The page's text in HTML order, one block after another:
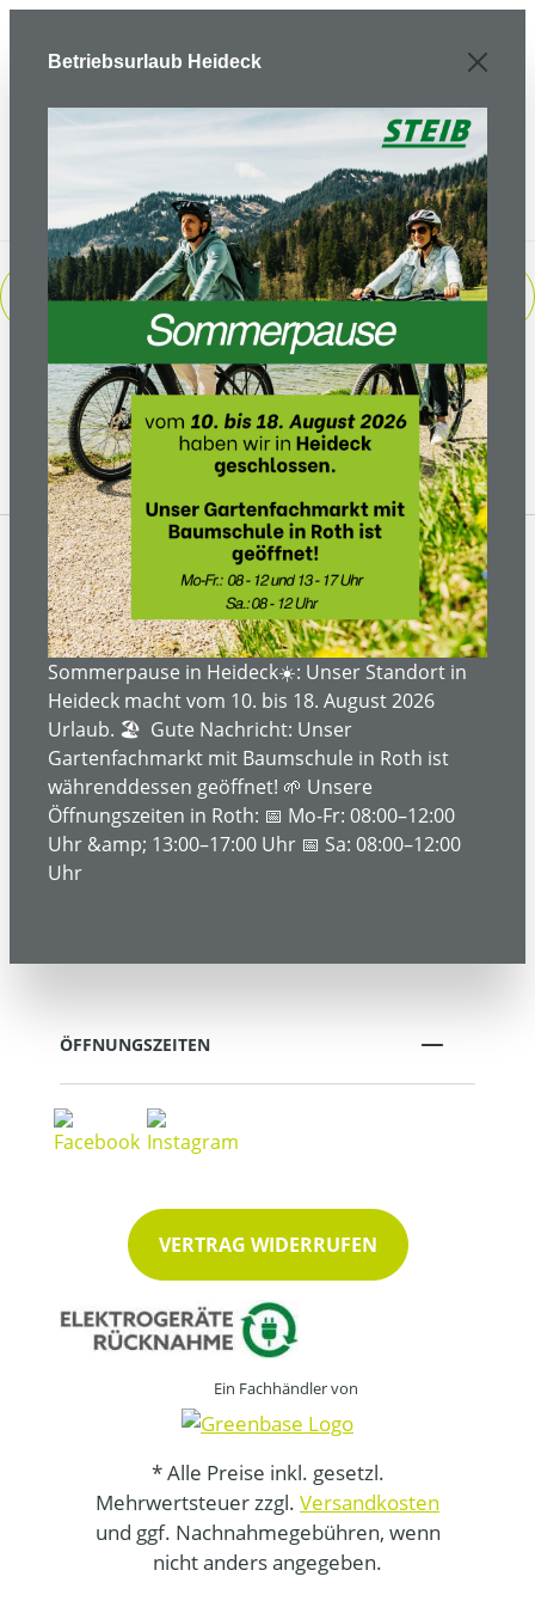
PRODUKTE FILTERN
Keine Produkte gefunden.
ÜBER UNS
SERVICE- UND DIENSTLEISTUNGEN
INFORMATIONEN
RECHTLICHE INFORMATIONEN
ÖFFNUNGSZEITEN
VERTRAG WIDERRUFEN
Ein Fachhändler von
* Alle Preise inkl. gesetzl.
Mehrwertsteuer zzgl. Versandkosten
und ggf. Nachnahmegebühren, wenn
nicht anders angegeben.
Betriebsurlaub Heideck
Sommerpause in Heideck☀️: Unser Standort in
Heideck macht vom 10. bis 18. August 2026
Urlaub. 🏖️ Gute Nachricht: Unser
Gartenfachmarkt mit Baumschule in Roth ist
währenddessen geöffnet! 🌱 Unsere
Öffnungszeiten in Roth: 📅 Mo-Fr: 08:00–12:00
Uhr &amp; 13:00–17:00 Uhr 📅 Sa: 08:00–12:00
Uhr